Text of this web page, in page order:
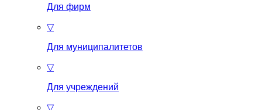
Для фирм
▽
Для муниципалитетов
▽
Для учреждений
▽